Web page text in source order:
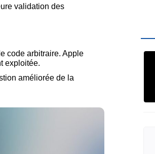
validation des
code arbitraire. Apple
exploitée.
améliorée de la